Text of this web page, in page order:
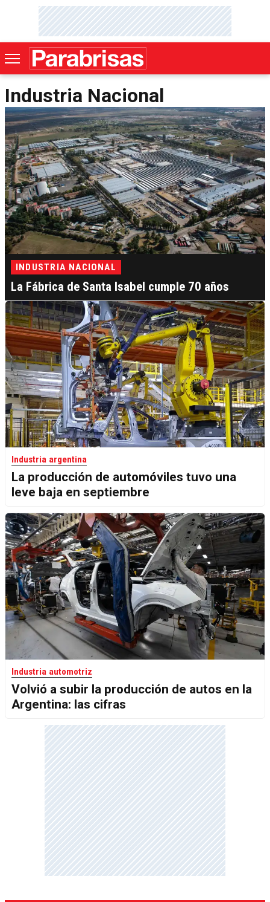
Industria Nacional
INDUSTRIA NACIONAL
La Fábrica de Santa Isabel cumple 70 años
Industria argentina
La producción de automóviles tuvo una
leve baja en septiembre
Industria automotriz
Volvió a subir la producción de autos en la
Argentina: las cifras